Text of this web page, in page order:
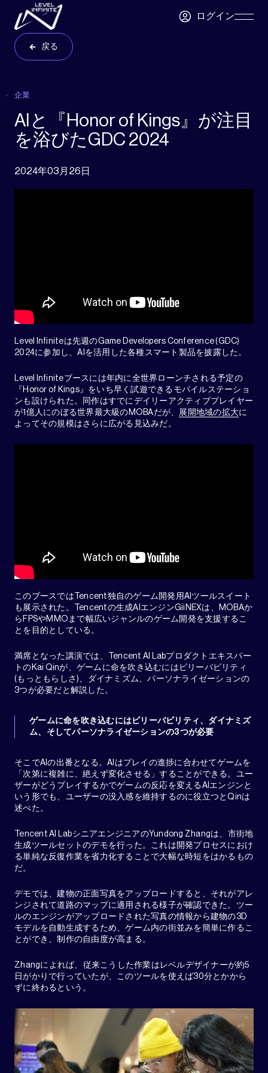
Skip to main content
ログインSkip
戻る
企業
AIと『Honor of Kings』が注目
を浴びたGDC 2024
2024年03月26日
Level Infiniteは先週のGame Developers Conference (GDC)
2024に参加し、AIを活用した各種スマート製品を披露した。
Level Infiniteブースには年内に全世界ローンチされる予定の
『Honor of Kings』をいち早く試遊できるモバイルステーショ
ンも設けられた。同作はすでにデイリーアクティブプレイヤー
が1億人にのぼる世界最大級のMOBAだが、 展開地域の拡大に
よってその規模はさらに広がる見込みだ。
このブースではTencent独自のゲーム開発用AIツールスイート
も展示された。Tencentの生成AIエンジンGiiNEXは、MOBAか
らFPSやMMOまで幅広いジャンルのゲーム開発を支援するこ
とを目的としている。
満席となった講演では、Tencent AI Labプロダクトエキスパー
トのKai Qinが、ゲームに命を吹き込むにはビリーバビリティ
(もっともらしさ)、ダイナミズム、パーソナライゼーションの
3つが必要だと解説した。
ゲームに命を吹き込むにはビリーバビリティ、ダイナミズ
ム、そしてパーソナライゼーションの3つが必要
そこでAIの出番となる。AIはプレイの進捗に合わせてゲームを
「次第に複雑に、絶えず変化させる」することができる。ユー
ザーがどうプレイするかでゲームの反応を変えるAIエンジンと
いう形でも、ユーザーの没入感を維持するのに役立つとQinは
述べた。
Tencent AI LabシニアエンジニアのYundong Zhangは、市街地
生成ツールセットのデモを行った。これは開発プロセスにおけ
る単純な反復作業を省力化することで大幅な時短をはかるもの
だ。
デモでは、建物の正面写真をアップロードすると、それがアレ
ンジされて道路のマップに適用される様子が確認できた。ツー
ルのエンジンがアップロードされた写真の情報から建物の3D
モデルを自動生成するため、ゲーム内の街並みを簡単に作るこ
とができ、制作の自由度が高まる。
Zhangによれば、従来こうした作業はレベルデザイナーが約5
日がかりで行っていたが、このツールを使えば30分とかから
ずに終わるという。